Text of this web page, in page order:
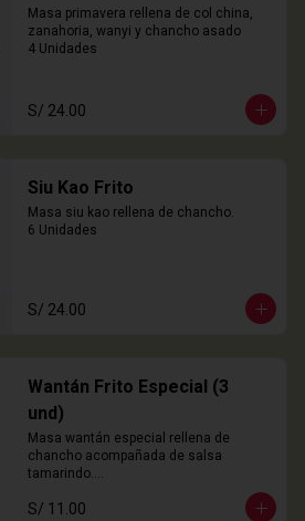
Masa primavera rellena de col china,
zanahoria, wanyi y chancho asado
4 Unidades
S/ 24.00
Siu Kao Frito
Masa siu kao rellena de chancho.
6 Unidades
S/ 24.00
Wantán Frito Especial (3
und)
Masa wantán especial rellena de
chancho acompañada de salsa
tamarindo.
S/ 11.00